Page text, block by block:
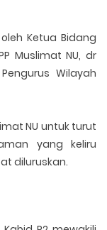
Ketua Bidang
Muslimat NU, dr
Wilayah
NU untuk turut
yang keliru
diluruskan.